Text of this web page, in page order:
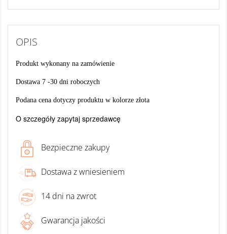
OPIS
Produkt wykonany na zamówienie
Dostawa 7 -30 dni roboczych
Podana cena dotyczy produktu w kolorze złota
O szczegóły zapytaj sprzedawcę
Bezpieczne zakupy
Dostawa z wniesieniem
14 dni na zwrot
Gwarancja jakości